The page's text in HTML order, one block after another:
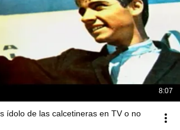
8:07
ídolo de las calcetineras en TV o no